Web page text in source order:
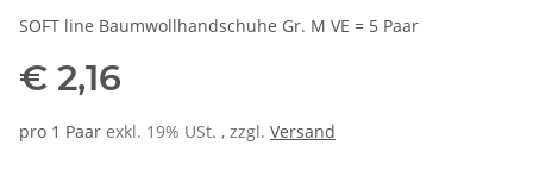
SOFT line Baumwollhandschuhe Gr. M VE = 5 Paar
€ 2,16
pro 1 Paar exkl. 19% USt. , zzgl. Versand